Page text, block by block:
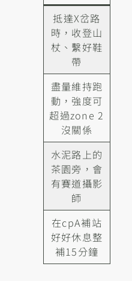
抵達X岔路
時，收登山
杖、繫好鞋
帶
盡量維持跑
動，強度可
超過zone 2
沒關係
水泥路上的
茶園旁，會
有賽道攝影
師
在cpA補站
好好休息整
補15分鐘